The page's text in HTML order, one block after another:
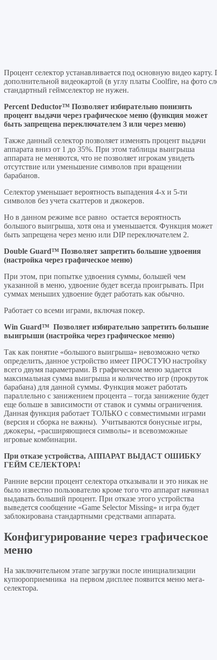
Процент селектор устанавливается под основную видео карту.
дополнительной видеокартой (в углу платы Coolfire, на фото
стандартный геймселектор не нужен.
Percent Deductor™ Позволяет избирательно понизить
процент выдачи через графическое меню (функция может
быть запрещена переключателем 3 или через меню)
Также данный селектор позволяет изменять процент выдачи
аппарата вниз от 1 до 35%. При этом таблицы выигрыша
аппарата не меняются, что не позволяет игрокам увидеть
отсутствие или уменьшение символов при вращении
барабанов.
Селектор уменьшает вероятность выпадения 4-х и 5-ти
символов без учета скаттеров и джокеров.
Но в данном режиме все равно остается вероятность
большого выигрыша, хотя она и уменьшается. Функция может
быть запрещена через меню или DIP переключателем 2.
Double Guard™ Позволяет запретить большие удвоения
(настройка через графическое меню)
При этом, при попытке удвоения суммы, большей чем
указанной в меню, удвоение будет всегда проигрывать. При
суммах меньших удвоение будет работать как обычно.
Работает со всеми играми, включая покер.
Win Guard™ Позволяет избирательно запретить большие
выигрыши (настройка через графическое меню)
Так как понятие «большого выигрыша» невозможно четко
определить, данное устройство имеет ПРОСТУЮ настройку
всего двумя параметрами. В графическом меню задается
максимальная сумма выигрыша и количество игр (прокруток
барабана) для данной суммы. Функция может работать
параллельно с занижением процента – тогда занижение будет
еще больше в зависимости от ставок и суммы ограничения.
Данная функция работает ТОЛЬКО с совместимыми играми
(версия и сборка не важны). Учитываются бонусные игры,
джокеры, «расширяющиеся символы» и всевозможные
игровые комбинации.
При отказе устройства, АППАРАТ ВЫДАСТ ОШИБКУ
ГЕЙМ СЕЛЕКТОРА!
Ранние версии процент селектора отказывали и это никак не
было известно пользователю кроме того что аппарат начинал
выдавать больший процент. При отказе этого устройства
выведется сообщение «Game Selector Missing» и игра будет
заблокирована стандартными средствами аппарата.
Конфигурирование через графическое
меню
На заключительном этапе загрузки после инициализации
купюроприемника на первом дисплее появится меню мега-
селектора.